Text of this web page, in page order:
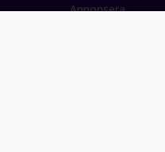
Annonsera